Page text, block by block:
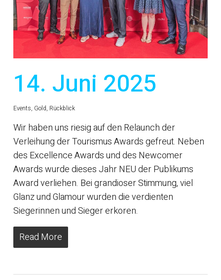
14. Juni 2025
Events, Gold, Rückblick
Wir haben uns riesig auf den Relaunch der
Verleihung der Tourismus Awards gefreut. Neben
des Excellence Awards und des Newcomer
Awards wurde dieses Jahr NEU der Publikums
Award verliehen. Bei grandioser Stimmung, viel
Glanz und Glamour wurden die verdienten
Siegerinnen und Sieger erkoren.
Read More